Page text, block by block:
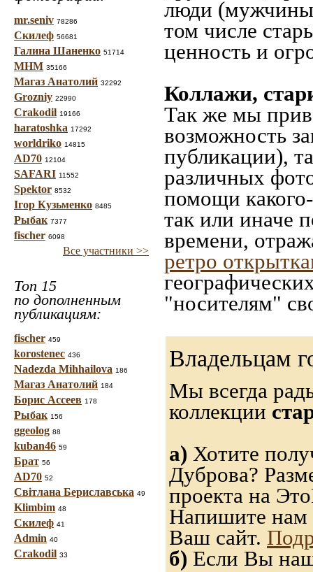
mr.seniv 78286
Скилеф 56681
Галина Шаненко 51714
МНМ 35166
Магаз Анатолий 32292
Grozniy 22990
Crakodil 19166
haratoshka 17292
worldriko 14815
AD70 12104
SAFARI 11552
Spektor 8532
Ігор Кузьменко 8485
Рыбак 7377
fischer 6098
Все участники >>
Топ 15
по дополненным
публикациям:
fischer 459
korostenec 436
Nadezda Mihhailova 186
Магаз Анатолий 184
Борис Ассеев 178
Рыбак 156
ggeolog 88
kuban46 59
Брат 56
AD70 52
Світлана Бериславська 49
Klimbim 48
Скилеф 41
Admin 40
Crakodil 33
люди
том числе
ценность и
Коллажи,
Так же мы
возможность
публикации),
различных
помощи
так или иначе
времени,
ретро
"носителям"
Владельцам
Мы всегда
коллекции
а) Хотите
Дуброва?
проекта на
Напишите нам
Ваш сайт.
б) Если Вы